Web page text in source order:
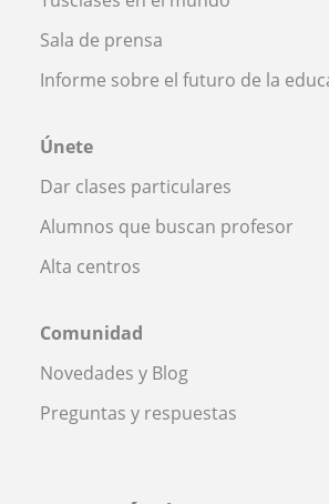
Sala de prensa
Informe sobre el futuro de la
Únete
Dar clases particulares
Alumnos que buscan profesor
Alta centros
Comunidad
Novedades y Blog
Preguntas y respuestas